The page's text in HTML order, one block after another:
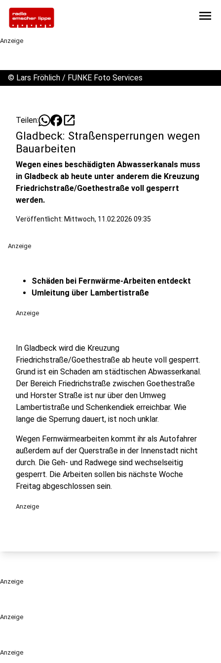
menu
Anzeige
Anzeige
Anzeige
© Lars Fröhlich / FUNKE Foto Services
Teilen: open_in_new
Gladbeck: Straßensperrungen wegen
Bauarbeiten
Wegen eines beschädigten Abwasserkanals muss
in Gladbeck ab heute unter anderem die Kreuzung
Friedrichstraße/Goethestraße voll gesperrt
werden.
Veröffentlicht: Mittwoch, 11.02.2026 09:35
Anzeige
Schäden bei Fernwärme-Arbeiten entdeckt
Umleitung über Lambertistraße
Anzeige
In Gladbeck wird die Kreuzung
Friedrichstraße/Goethestraße ab heute voll gesperrt.
Grund ist ein Schaden am städtischen Abwasserkanal.
Der Bereich Friedrichstraße zwischen Goethestraße
und Horster Straße ist nur über den Umweg
Lambertistraße und Schenkendiek erreichbar. Wie
lange die Sperrung dauert, ist noch unklar.
Wegen Fernwärmearbeiten kommt ihr als Autofahrer
außerdem auf der Querstraße in der Innenstadt nicht
durch. Die Geh- und Radwege sind wechselseitig
gesperrt. Die Arbeiten sollen bis nächste Woche
Freitag abgeschlossen sein.
Anzeige
Anzeige